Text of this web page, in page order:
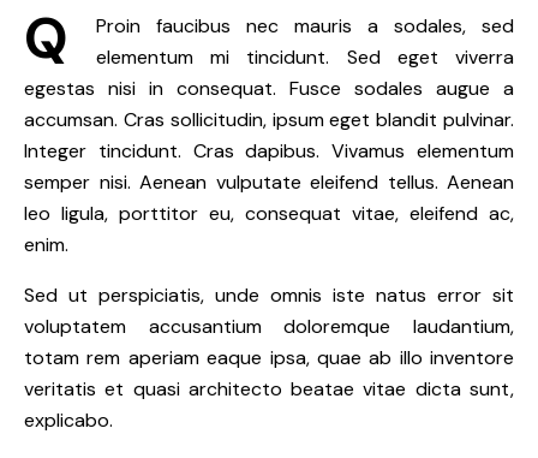
Q
Proin faucibus nec mauris a sodales, sed
elementum mi tincidunt. Sed eget viverra
egestas nisi in consequat. Fusce sodales augue a
accumsan. Cras sollicitudin, ipsum eget blandit pulvinar.
Integer tincidunt. Cras dapibus. Vivamus elementum
semper nisi. Aenean vulputate eleifend tellus. Aenean
leo ligula, porttitor eu, consequat vitae, eleifend ac,
enim.
Sed ut perspiciatis, unde omnis iste natus error sit
voluptatem accusantium doloremque laudantium,
totam rem aperiam eaque ipsa, quae ab illo inventore
veritatis et quasi architecto beatae vitae dicta sunt,
explicabo.